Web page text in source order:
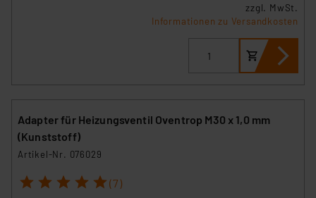
zzgl. MwSt.
Informationen zu Versandkosten
Adapter für Heizungsventil Oventrop M30 x 1,0 mm
(Kunststoff)
Artikel-Nr. 076029
1 2 3 4 5 (7)